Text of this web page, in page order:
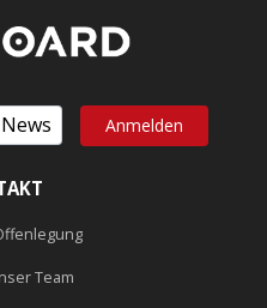
Team